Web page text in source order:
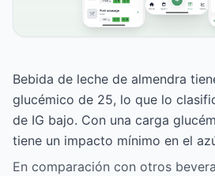
Bebida de leche de almendra
glucémico de 25, lo que lo
de IG bajo. Con una carga
tiene un impacto mínimo en el
En comparación con otros